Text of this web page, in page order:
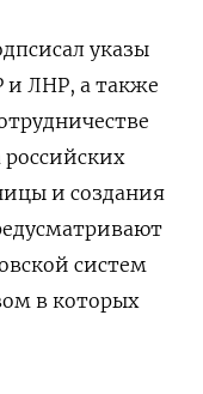
указы
и ЛНР, а также
и создания
систем
в которых